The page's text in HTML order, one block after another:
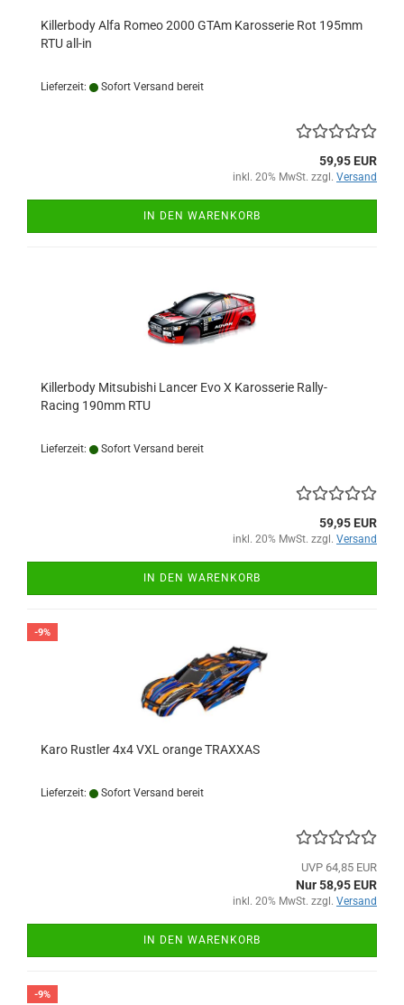
Killerbody Alfa Romeo 2000 GTAm Karosserie Rot 195mm
RTU all-in
Lieferzeit: Sofort Versand bereit
59,95 EUR
inkl. 20% MwSt. zzgl. Versand
IN DEN WARENKORB
Killerbody Mitsubishi Lancer Evo X Karosserie Rally-
Racing 190mm RTU
Lieferzeit: Sofort Versand bereit
59,95 EUR
inkl. 20% MwSt. zzgl. Versand
IN DEN WARENKORB
-9%
Karo Rustler 4x4 VXL orange TRAXXAS
Lieferzeit: Sofort Versand bereit
UVP 64,85 EUR
Nur 58,95 EUR
inkl. 20% MwSt. zzgl. Versand
IN DEN WARENKORB
-9%